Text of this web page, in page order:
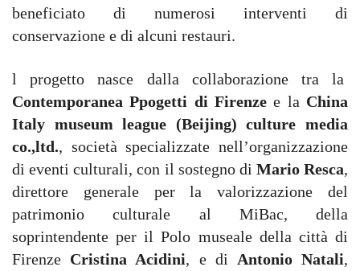
beneficiato di numerosi interventi di
conservazione e di alcuni restauri.
l progetto nasce dalla collaborazione tra la
Contemporanea Ppogetti di Firenzee la China
Italy museum league (Beijing) culture media
co.,ltd., società specializzate nell’organizzazione
di eventi culturali, con il sostegno di Mario Resca,
direttore generale per la valorizzazione del
patrimonio culturale al MiBac, della
soprintendente per il Polo museale della città di
Firenze Cristina Acidini, e di Antonio Natali,